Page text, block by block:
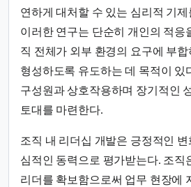
연하게 대처할 수 있는 심리적 기
이러한 연구는 단순히 개인의 적응
직 전체가 외부 환경의 요구에 부
형성하도록 유도하는 데 목적이 있
구성원과 상호작용하며 장기적인
토대를 마련한다.
조직 내 리더십 개발은 긍정적인
심적인 동력으로 평가받는다. 조직
리더를 확보함으로써 업무 현장에